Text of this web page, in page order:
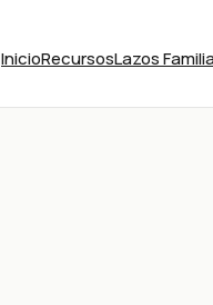
InicioRecursosLazos